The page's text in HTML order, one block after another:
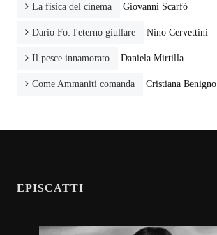
La fisica del cinema Giovanni Scarfò
Dario Fo: l'eterno giullare Nino Cervettini
Il pesce innamorato Daniela Mirtilla
Come Ammaniti comanda Cristiana Benigno
EPISCATTI